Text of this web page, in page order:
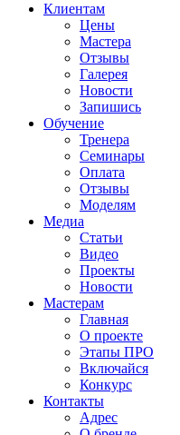
Клиентам
Цены
Мастера
Отзывы
Галерея
Новости
Запишись
Обучение
Тренера
Семинары
Оплата
Отзывы
Моделям
Медиа
Статьи
Видео
Проекты
Новости
Мастерам
Главная
О проекте
Этапы ПРО
Включайся
Конкурс
Контакты
Адрес